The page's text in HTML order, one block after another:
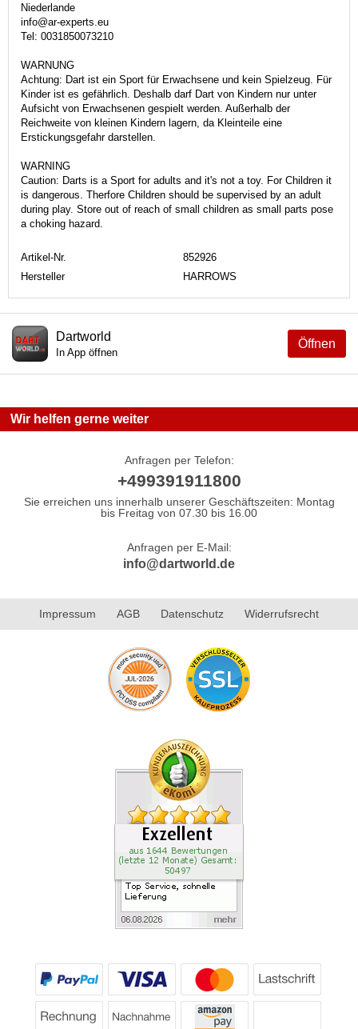
Niederlande
info@ar-experts.eu
Tel: 0031850073210
WARNUNG
Achtung: Dart ist ein Sport für Erwachsene und kein Spielzeug. Für
Kinder ist es gefährlich. Deshalb darf Dart von Kindern nur unter
Aufsicht von Erwachsenen gespielt werden. Außerhalb der
Reichweite von kleinen Kindern lagern, da Kleinteile eine
Erstickungsgefahr darstellen.
WARNING
Caution: Darts is a Sport for adults and it's not a toy. For Children it
is dangerous. Therfore Children should be supervised by an adult
during play. Store out of reach of small children as small parts pose
a choking hazard.
Artikel-Nr.
852926
Hersteller
HARROWS
Öffnen
Dartworld
In App öffnen
Wir helfen gerne weiter
Anfragen per Telefon:
+499391911800
Sie erreichen uns innerhalb unserer Geschäftszeiten: Montag
bis Freitag von 07.30 bis 16.00
Anfragen per E-Mail:
info@dartworld.de
Impressum AGB Datenschutz Widerrufsrecht